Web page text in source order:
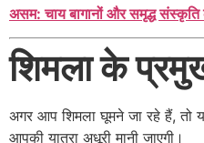
असम: चाय बागानों और समृद्ध संस्कृति
शिमला के
अगर आप शिमला घूमने जा रहे हैं, तो
आपकी यात्रा अधूरी मानी जाएगी।